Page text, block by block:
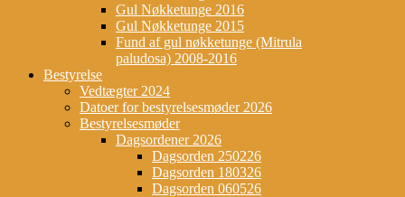
Gul Nøkketunge 2016
Gul Nøkketunge 2015
Fund af gul nøkketunge (Mitrula
paludosa) 2008-2016
Bestyrelse
Vedtægter 2024
Datoer for bestyrelsesmøder 2026
Bestyrelsesmøder
Dagsordener 2026
Dagsorden 250226
Dagsorden 180326
Dagsorden 060526